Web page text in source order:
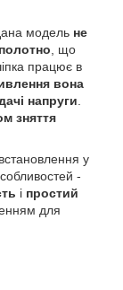
модель не
, що
працює в
вона
напруги.
зняття
у
-
і простий
для